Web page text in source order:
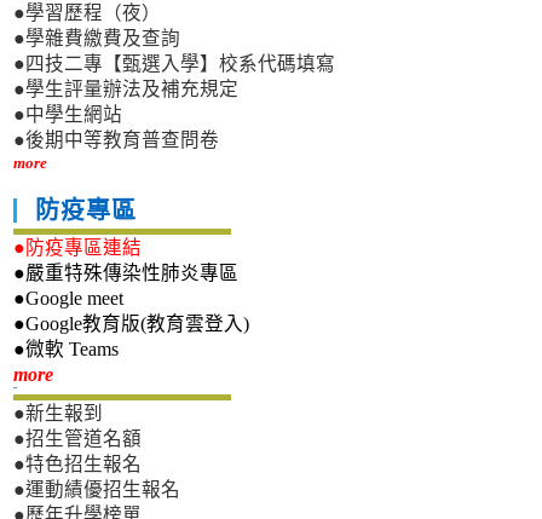
●學習歷程（夜）
●學雜費繳費及查詢
●四技二專【甄選入學】校系代碼填寫
●學生評量辦法及補充規定
●中學生網站
●後期中等教育普查問卷
more
防疫專區
●防疫專區連結
●嚴重特殊傳染性肺炎專區
●Google meet
●Google教育版(教育雲登入)
●微軟 Teams
more新生專區
●新生報到
●招生管道名額
●特色招生報名
●運動績優招生報名
●歷年升學榜單